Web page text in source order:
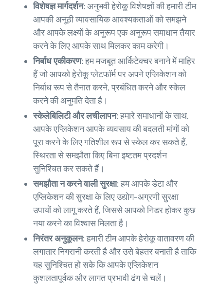
विशेषज्ञ मार्गदर्शन: अनुभवी हेरोकू विशेषज्ञों की हमारी टीम
आपकी अनूठी व्यावसायिक आवश्यकताओं को समझने
और आपके लक्ष्यों के अनुरूप एक अनुरूप समाधान तैयार
करने के लिए आपके साथ मिलकर काम करेगी।
निर्बाध एकीकरण:हम मजबूत आर्किटेक्चर बनाने में माहिर
हैं जो आपको हेरोकू प्लेटफॉर्म पर अपने एप्लिकेशन को
निर्बाध रूप से तैनात करने, प्रबंधित करने और स्केल
करने की अनुमति देता है।
स्केलेबिलिटी और लचीलापन:हमारे समाधानों के साथ,
आपके एप्लिकेशन आपके व्यवसाय की बदलती मांगों को
पूरा करने के लिए गतिशील रूप से स्केल कर सकते हैं,
स्थिरता से समझौता किए बिना इष्टतम प्रदर्शन
सुनिश्चित कर सकते हैं।
समझौता न करने वाली सुरक्षा:हम आपके डेटा और
एप्लिकेशन की सुरक्षा के लिए उद्योग-अग्रणी सुरक्षा
उपायों को लागू करते हैं, जिससे आपको निडर होकर कुछ
नया करने का विश्वास मिलता है।
निरंतर अनुकूलन:हमारी टीम आपके हेरोकू वातावरण की
लगातार निगरानी करती है और उसे बेहतर बनाती है ताकि
यह सुनिश्चित हो सके कि आपके एप्लिकेशन
कुशलतापूर्वक और लागत प्रभावी ढंग से चलें।